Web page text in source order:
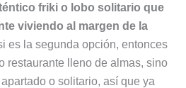
friki o lobo solitario que
viviendo al margen de la
es la segunda opción, entonces
restaurante lleno de almas, sino
o solitario, así que ya